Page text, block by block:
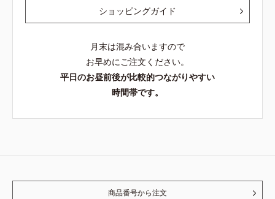
ショッピングガイド
月末は混み合いますので
お早めにご注文ください。
平日のお昼前後が比較的つながりやすい
時間帯です。
商品番号から注文